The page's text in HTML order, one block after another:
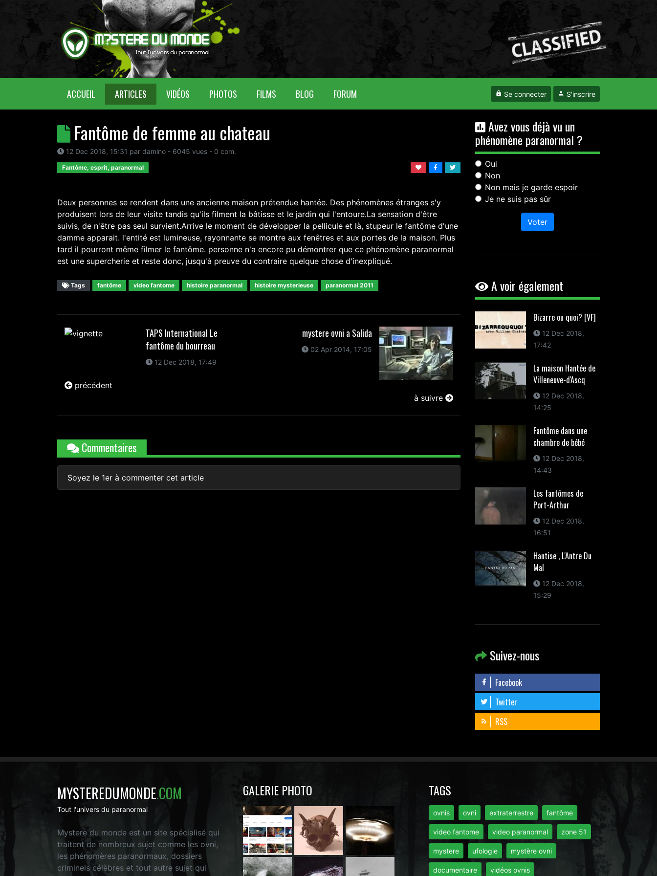
ACCUEIL (CURRENT)ARTICLES VIDÉOS PHOTOS FILMS BLOG FORUM Se connecter S'inscrire
Fantôme de femme au chateau
12 Dec 2018, 15:31 par damino - 6045 vues - 0 com.
Fantôme, esprit, paranormal
Deux personnes se rendent dans une ancienne maison prétendue hantée. Des phénomènes étranges s'y
produisent lors de leur visite tandis qu'ils filment la bâtisse et le jardin qui l'entoure.La sensation d'être
suivis, de n'être pas seul survient.Arrive le moment de développer la pellicule et là, stupeur le fantôme d'une
damme apparait. l'entité est lumineuse, rayonnante se montre aux fenêtres et aux portes de la maison. Plus
tard il pourront même filmer le fantôme. personne n'a encore pu démontrer que ce phénomène paranormal
est une supercherie et reste donc, jusqu'à preuve du contraire quelque chose d'inexpliqué.
Tags fantôme video fantome histoire paranormal histoire mysterieuse paranormal 2011
TAPS International Le
fantôme du bourreau
12 Dec 2018, 17:49
précédent
mystere ovni a Salida
02 Apr 2014, 17:05
à suivre
Commentaires
Soyez le 1er à commenter cet article
Avez vous déjà vu un
phénomène paranormal ?
Oui
Non
Non mais je garde espoir
Je ne suis pas sûr
Voter
A voir également
Bizarre ou quoi? [VF]
12 Dec 2018,
17:42
La maison Hantée de
Villeneuve-d'Ascq
12 Dec 2018,
14:25
Fantôme dans une
chambre de bébé
12 Dec 2018,
14:43
Les fantômes de
Port-Arthur
12 Dec 2018,
16:51
Hantise , L'Antre Du
Mal
12 Dec 2018,
15:29
Suivez-nous
Facebook
Twitter
RSS
MYSTEREDUMONDE.COM
Tout l'univers du paranormal
Mystere du monde est un site spécialisé qui
traitent de nombreux sujet comme les ovni,
les phénomères paranormaux, dossiers
criminels célèbres et tout autre sujet qui
GALERIE PHOTO TAGS
ovnis ovni extraterrestre fantôme
video fantome video paranormal zone 51
mystere ufologie mystère ovni
documentaire vidéos ovnis